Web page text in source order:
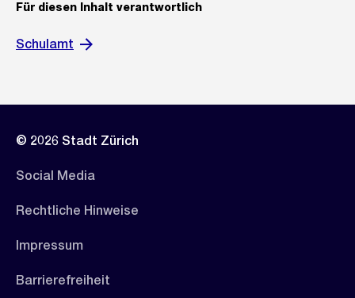
Für diesen Inhalt verantwortlich
Schulamt
© 2026 Stadt Zürich
Social Media
Rechtliche Hinweise
Impressum
Barrierefreiheit